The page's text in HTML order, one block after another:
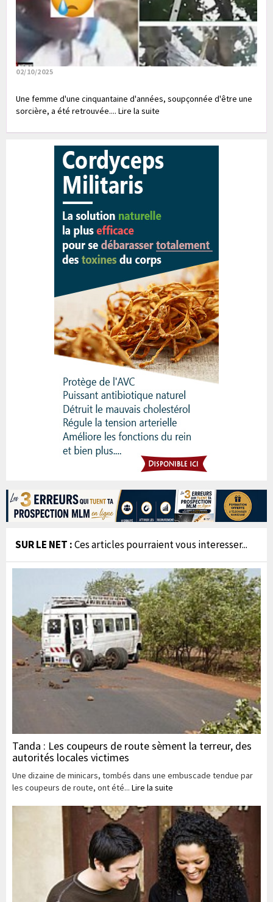
02/10/2025
Une femme d'une cinquantaine d'années, soupçonnée d'être une
sorcière, a été retrouvée.... Lire la suite
SUR LE NET :Ces articles pourraient vous interesser...
Tanda : Les coupeurs de route sèment la terreur, des
autorités locales victimes
Une dizaine de minicars, tombés dans une embuscade tendue par
les coupeurs de route, ont été... Lire la suite